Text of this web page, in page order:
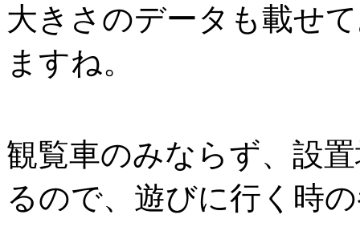
大きさのデータも載せ
ますね。
観覧車のみならず、設
るので、遊びに行く時